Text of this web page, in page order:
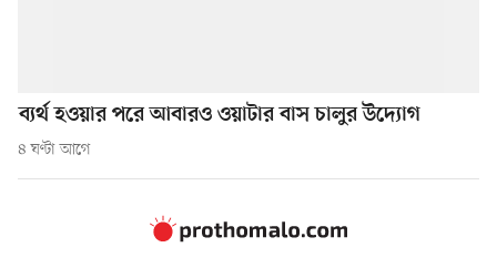
ব্যর্থ হওয়ার পরে আবারও ওয়াটার বাস চালুর উদ্যোগ
৪ ঘণ্টা আগে